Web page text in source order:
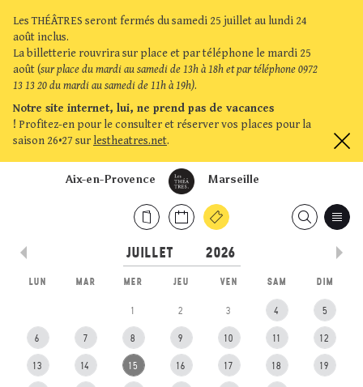
Les THÉÂTRES seront fermés du samedi 25 juillet au lundi 24
août inclus.
La billetterie rouvrira sur place et par téléphone le mardi 25
août (sur place du mardi au samedi de 13h à 18h et par téléphone 0972
13 13 20 du mardi au samedi de 11h à 19h).
Notre site internet, lui, ne prend pas de vacances
! Profitez-en pour le consulter et réserver vos places pour la
saison 26•27 sur lestheatres.net.
Marseille
Aix-en-Provence
LUN MAR MER JEU VEN SAM DIM
1 2 3 4 5
6 7 8 9 10 11 12
13 14 15 16 17 18 19